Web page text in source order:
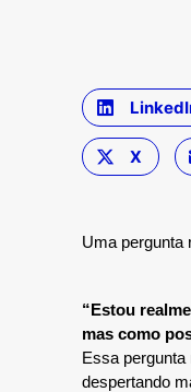
X
Uma pergunta
“Estou
mas como
Essa
despertando